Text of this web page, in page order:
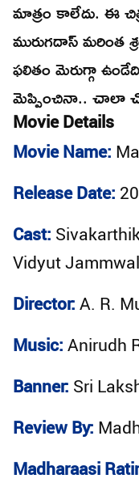
మాత్రం కాలేదు. ఈ
మురుగదాస్‌ మరింత
ఫలితం మెరుగ్గా
మెప్పించినా.. చాలా
Movie Details
Movie Name:
Release Date:
Cast:
Vidyut
Director: A. R.
Music: Anirudh
Banner: Sri
Review By:
Madharaasi